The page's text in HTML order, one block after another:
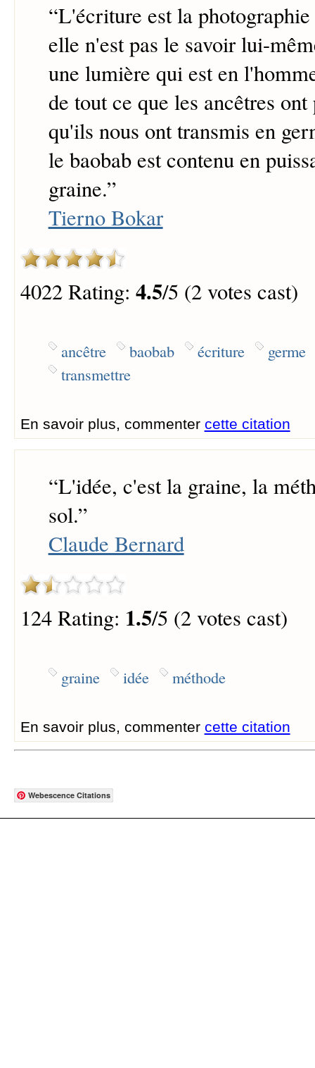
“L'écriture est la
elle n'est pas le savoir lui-
une lumière qui est en
de tout ce que les ancêtres
qu'ils nous ont transmis en
le baobab est contenu en
graine.”
Tierno Bokar
4022 Rating: 4.5/5 (2 votes cast)
ancêtre baobab écriture
germe
transmettre
En savoir plus, commenter cette citation
“L'idée, c'est la graine, la
sol.”
Claude Bernard
124 Rating: 1.5/5 (2 votes cast)
graine idée méthode
En savoir plus, commenter cette citation
Webescence Citations